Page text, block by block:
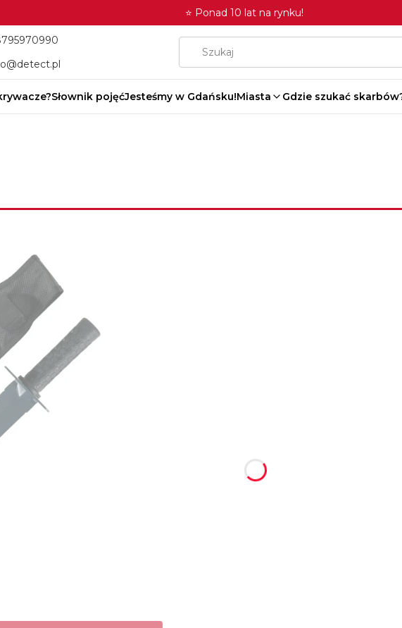
⭐ Ponad 10 lat na rynku!
Słownik pojęćJesteśmy w Gdańsku!Miasta Gdzie szukać